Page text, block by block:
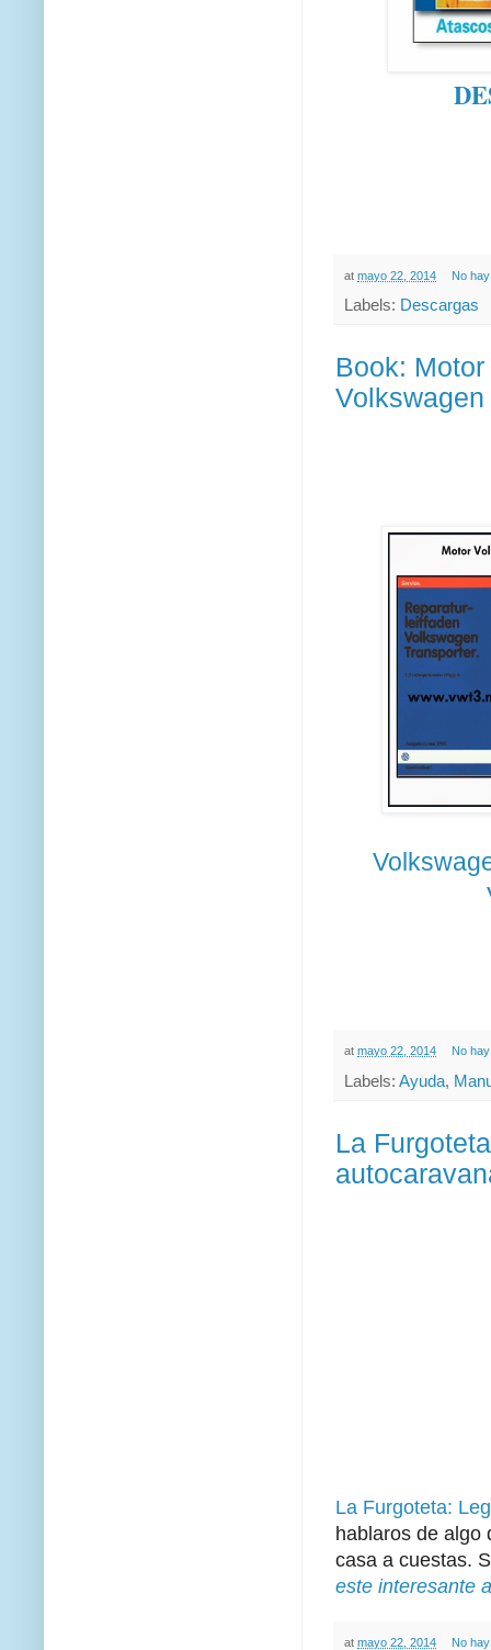
at mayo 22, 2014 No
Labels: Descargas
Book:
at mayo 22, 2014 No
Labels: Ayuda,
La
La Furgoteta:
hablaros de algo
casa a cuestas.
este interesante
at mayo 22, 2014 No